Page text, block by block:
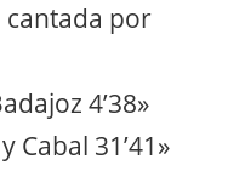
cantada por
4’38»
Cabal 31’41»